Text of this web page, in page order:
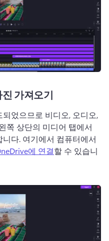
가져오기
었으므로 비디오, 오디오,
쪽 상단의 미디어 탭에서
니다. 여기에서 컴퓨터에서
에 연결할 수 있습니